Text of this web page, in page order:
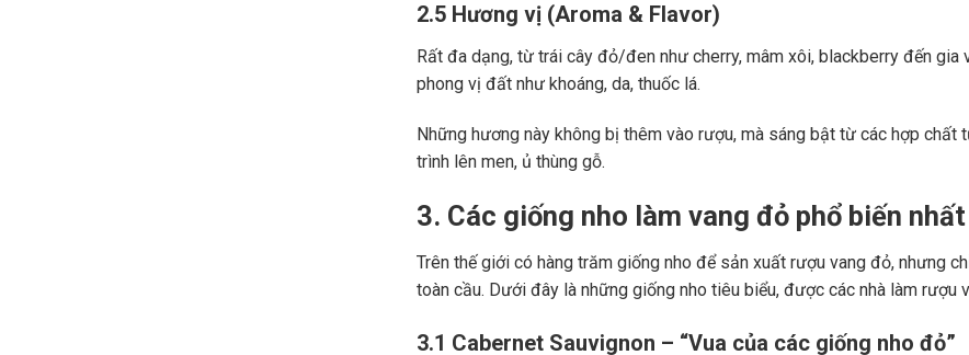
2.5 Hương vị (Aroma & Flavor)
Rất đa dạng, từ trái cây đỏ/đen như cherry, mâm xôi, blackberry đến
phong vị đất như khoáng, da, thuốc lá.
Những hương này không bị thêm vào rượu, mà sáng bật từ các hợp
trình lên men, ủ thùng gỗ.
3. Các giống nho làm vang đỏ phổ biến nhất
Trên thế giới có hàng trăm giống nho để sản xuất rượu vang đỏ, nhưng
toàn cầu. Dưới đây là những giống nho tiêu biểu, được các nhà làm rượu
3.1 Cabernet Sauvignon – “Vua của các giống nho đỏ”